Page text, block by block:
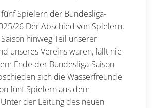
Spielern der Bundesliga-
26 Der Abschied von Spielern,
hinweg Teil unserer
unseres Vereins waren, fällt nie
Ende der Bundesliga-Saison
sich die Wasserfreunde
fünf Spielern aus dem
der Leitung des neuen